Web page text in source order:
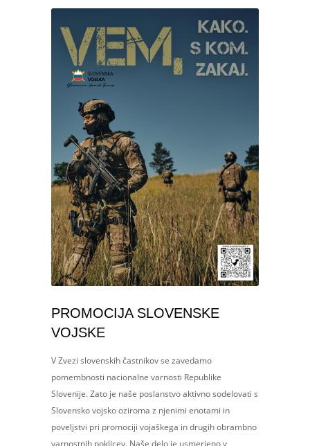
PROMOCIJA SLOVENSKE
VOJSKE
V Zvezi slovenskih častnikov se zavedamo
pomembnosti nacionalne varnosti Republike
Slovenije. Zato je naše poslanstvo aktivno sodelovati s
Slovensko vojsko oziroma z njenimi enotami in
poveljstvi pri promociji vojaškega in drugih obrambno
varnostnih poklicev. Naše delo je usmerjeno v